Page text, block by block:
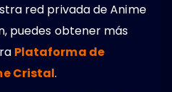
red privada de Anime
puedes obtener más
Plataforma de
Cristal.